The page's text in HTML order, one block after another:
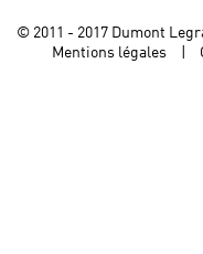
© 2011 - 2017 Dumont
Mentions légales